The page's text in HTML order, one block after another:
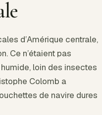
d’Amérique centrale,
Ce n’étaient pas
loin des insectes
Colomb a
de navire dures